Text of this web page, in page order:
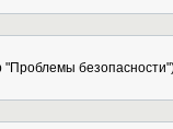
"Проблемы